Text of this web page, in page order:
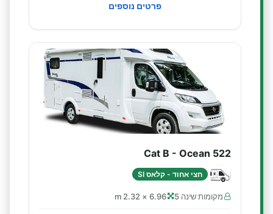
פרטים נוספים
Cat B - Ocean 522
חצי אחוד - קלאס SI
מקומות שינה 5 6.96 × 2.32 m